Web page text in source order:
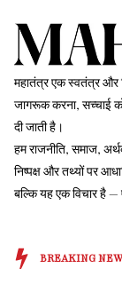
महातंत्र एक स्वतंत्र और
जागरूक करना, सच्चाई
दी जाती है।
हम राजनीति, समाज,
निष्पक्ष और तथ्यों पर
बल्कि यह एक विचार है —
BREAKING